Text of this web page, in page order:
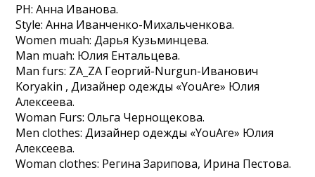
PH: Анна Иванова.
Style: Анна Иванченко-Михальченкова.
Women muah: Дарья Кузьминцева.
Man muah: Юлия Ентальцева.
Man furs: ZA_ZA Георгий-Nurgun-Иванович
Koryakin , Дизайнер одежды «YouAre» Юлия
Алексеева.
Woman Furs: Ольга Чернощекова.
Mеn clothes: Дизайнер одежды «YouAre» Юлия
Алексеева.
Woman clothes: Регина Зарипова, Ирина Пестова.